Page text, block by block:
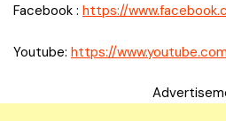
Facebook : https://
Youtube: https://